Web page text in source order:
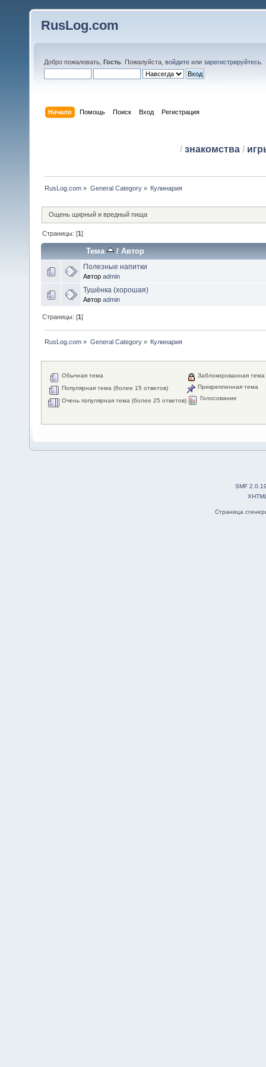
RusLog.com
Добро пожаловать, Гость . Пожалуйста, войдите или зарегистрируйтесь
Начало Помощь Поиск Вход Регистрация
/ знакомства/
RusLog.com » General Category» Кулинария
Ощень щирный и вредный пища
Страницы: [1]
Тема /Автор
Полезные напитки
Автор admin
Тушёнка (хорошая)
Автор admin
Страницы: [1]
RusLog.com » General Category» Кулинария
Обычная тема
Популярная тема (более 15 ответов)
Очень популярная тема (более 25 ответов)
Заблокированная тема
Прикрепленная тема
Голосование
SMF
Страница